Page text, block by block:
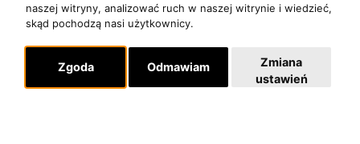
naszej witryny, analizować ruch w naszej witrynie i wiedzieć,
skąd pochodzą nasi użytkownicy.
Zgoda Odmawiam
Zmiana
ustawień